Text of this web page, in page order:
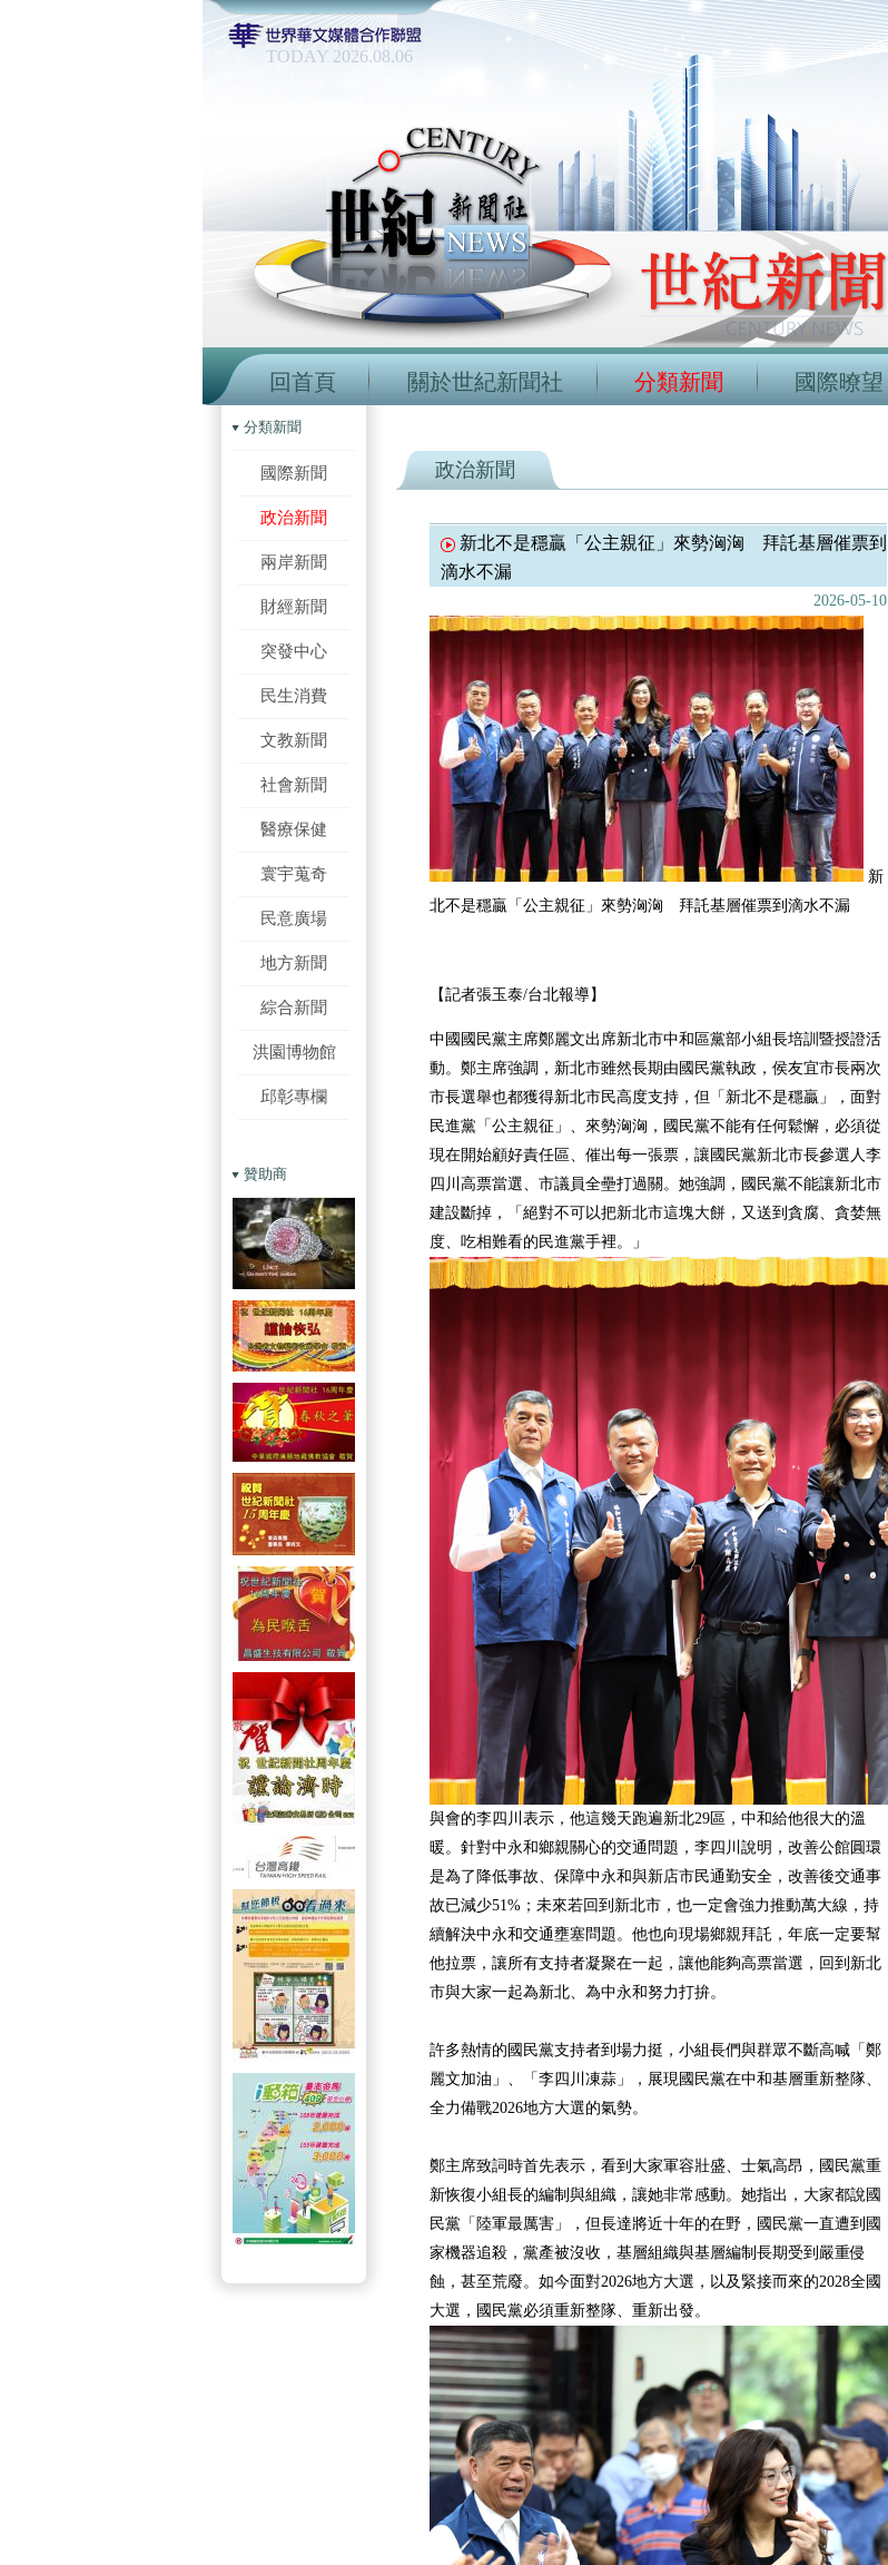
TODAY 2026.08.06
回首頁 關於世紀新聞社 分類新聞 國際暸望
分類新聞
國際新聞
政治新聞
兩岸新聞
財經新聞
突發中心
民生消費
文教新聞
社會新聞
醫療保健
寰宇蒐奇
民意廣場
地方新聞
綜合新聞
洪園博物館
邱彰專欄
贊助商
政治新聞
新北不是穩贏「公主親征」來勢洶洶 拜託基層催票到
滴水不漏
2026-05-10
新
北不是穩贏「公主親征」來勢洶洶 拜託基層催票到滴水不漏
【記者張玉泰/台北報導】
中國國民黨主席鄭麗文出席新北市中和區黨部小組長培訓暨授證活
動。鄭主席強調，新北市雖然長期由國民黨執政，侯友宜市長兩次
市長選舉也都獲得新北市民高度支持，但「新北不是穩贏」，面對
民進黨「公主親征」、來勢洶洶，國民黨不能有任何鬆懈，必須從
現在開始顧好責任區、催出每一張票，讓國民黨新北市長參選人李
四川高票當選、市議員全壘打過關。她強調，國民黨不能讓新北市
建設斷掉，「絕對不可以把新北市這塊大餅，又送到貪腐、貪婪無
度、吃相難看的民進黨手裡。」
與會的李四川表示，他這幾天跑遍新北29區，中和給他很大的溫
暖。針對中永和鄉親關心的交通問題，李四川說明，改善公館圓環
是為了降低事故、保障中永和與新店市民通勤安全，改善後交通事
故已減少51%；未來若回到新北市，也一定會強力推動萬大線，持
續解決中永和交通壅塞問題。他也向現場鄉親拜託，年底一定要幫
他拉票，讓所有支持者凝聚在一起，讓他能夠高票當選，回到新北
市與大家一起為新北、為中永和努力打拚。
許多熱情的國民黨支持者到場力挺，小組長們與群眾不斷高喊「鄭
麗文加油」、「李四川凍蒜」，展現國民黨在中和基層重新整隊、
全力備戰2026地方大選的氣勢。
鄭主席致詞時首先表示，看到大家軍容壯盛、士氣高昂，國民黨重
新恢復小組長的編制與組織，讓她非常感動。她指出，大家都說國
民黨「陸軍最厲害」，但長達將近十年的在野，國民黨一直遭到國
家機器追殺，黨產被沒收，基層組織與基層編制長期受到嚴重侵
蝕，甚至荒廢。如今面對2026地方大選，以及緊接而來的2028全國
大選，國民黨必須重新整隊、重新出發。